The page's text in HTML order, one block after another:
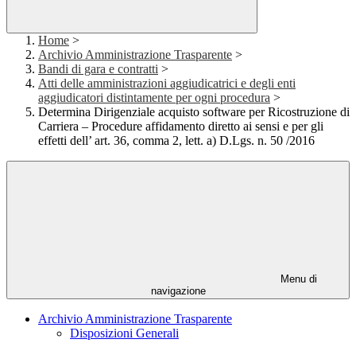
Home >
Archivio Amministrazione Trasparente >
Bandi di gara e contratti >
Atti delle amministrazioni aggiudicatrici e degli enti
aggiudicatori distintamente per ogni procedura >
Determina Dirigenziale acquisto software per Ricostruzione di
Carriera – Procedure affidamento diretto ai sensi e per gli
effetti dell’ art. 36, comma 2, lett. a) D.Lgs. n. 50 /2016
Menu di
navigazione
Archivio Amministrazione Trasparente
Disposizioni Generali